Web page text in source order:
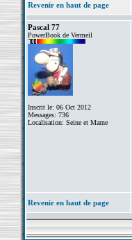
Revenir en haut de page
Pascal 77
PowerBook de Vermeil
Inscrit le: 06 Oct 2012
Messages: 736
Localisation: Seine et Marne
Revenir en haut de page